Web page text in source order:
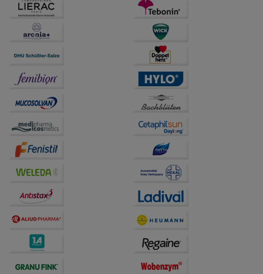
unserer Website sammeln, mit deren Hilfe wir unsere
Website weiter für Sie optimieren können, den Inhalt
auf unserer Website aber auch die Werbung auf
Drittseiten möglichst relevant für Sie zu gestalten.
Bitte beachten Sie, dass Daten hierfür teilweise an
Dritte wie z.B. Google oder soziale Medien